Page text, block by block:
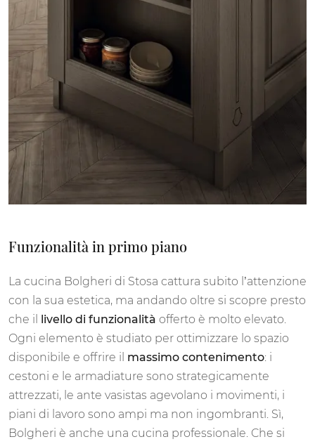
Funzionalità in primo piano
La cucina Bolgheri di Stosa cattura subito l’attenzione
con la sua estetica, ma andando oltre si scopre presto
che il livello di funzionalità offerto è molto elevato.
Ogni elemento è studiato per ottimizzare lo spazio
disponibile e offrire il massimo contenimento: i
cestoni e le armadiature sono strategicamente
attrezzati, le ante vasistas agevolano i movimenti, i
piani di lavoro sono ampi ma non ingombranti. Sì,
Bolgheri è anche una cucina professionale. Che si